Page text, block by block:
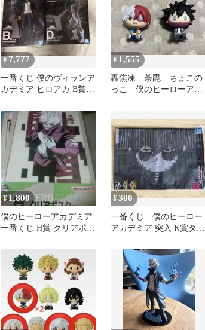
¥ 7,777
一番くじ 僕のヴィランア
カデミア ヒロアカ B賞 D
り
¥ 1,555
轟焦凍 荼毘 ちょこの
っこ 僕のヒーローアカ
¥1,800
僕のヒーローアカデミア
一番くじ H賞 クリアポス
¥300
一番くじ 僕のヒーロー
アカデミア 突入 K賞タオ